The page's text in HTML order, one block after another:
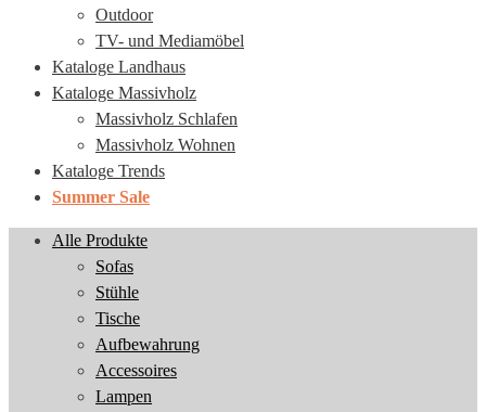
Outdoor
TV- und Mediamöbel
Kataloge Landhaus
Kataloge Massivholz
Massivholz Schlafen
Massivholz Wohnen
Kataloge Trends
Summer Sale
Alle Produkte
Sofas
Stühle
Tische
Aufbewahrung
Accessoires
Lampen